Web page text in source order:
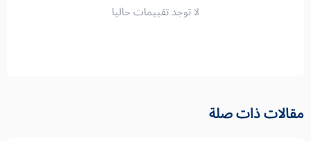
لا توجد تقييمات حاليا
مقالات ذات صلة